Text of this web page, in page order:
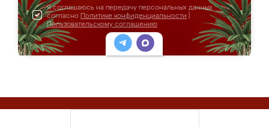
Я соглашаюсь на передачу персональных данных
согласно Политике конфиденциальности
Пользовательскому соглашению